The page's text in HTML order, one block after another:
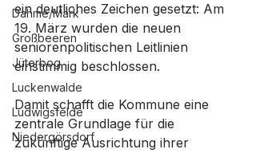
Dahme/Mark
Großbeeren
Jüterbog
Luckenwalde
Ludwigsfelde
Niedergörsdorf
ein deutliches Zeichen gesetzt: Am
19. März wurden die neuen
seniorenpolitischen Leitlinien
einstimmig beschlossen.
Damit schafft die Kommune eine
zentrale Grundlage für die
zukünftige Ausrichtung ihrer